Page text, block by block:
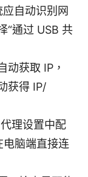
自动识别网
“通过 USB 共
动获取 IP，
获得 IP/
理设置中配
脑端直接连